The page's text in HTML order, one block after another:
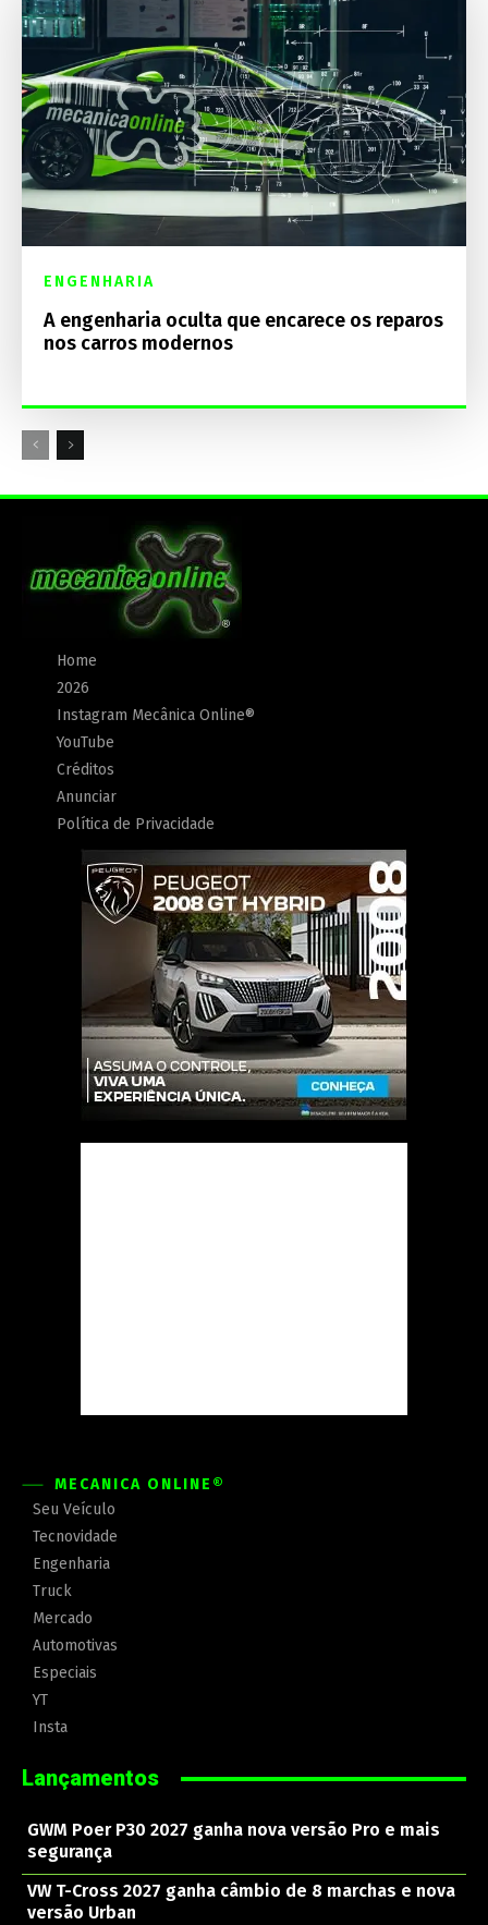
ENGENHARIA
A engenharia oculta que encarece os reparos
nos carros modernos
Home
2026
Instagram Mecânica Online®
YouTube
Créditos
Anunciar
Política de Privacidade
MECÂNICA ONLINE®
Seu Veículo
Tecnovidade
Engenharia
Truck
Mercado
Automotivas
Especiais
YT
Insta
Lançamentos
GWM Poer P30 2027 ganha nova versão Pro e mais
segurança
VW T-Cross 2027 ganha câmbio de 8 marchas e nova
versão Urban